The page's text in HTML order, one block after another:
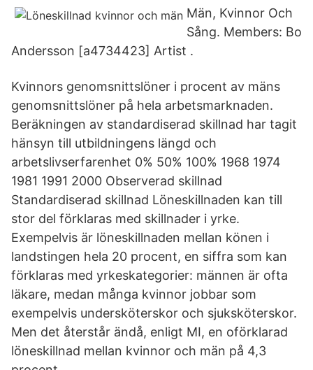
Män, Kvinnor Och
Sång. Members: Bo
Andersson [a4734423] Artist .
Kvinnors genomsnittslöner i procent av mäns
genomsnittslöner på hela arbetsmarknaden.
Beräkningen av standardiserad skillnad har tagit
hänsyn till utbildningens längd och
arbetslivserfarenhet 0% 50% 100% 1968 1974
1981 1991 2000 Observerad skillnad
Standardiserad skillnad Löneskillnaden kan till
stor del förklaras med skillnader i yrke.
Exempelvis är löneskillnaden mellan könen i
landstingen hela 20 procent, en siffra som kan
förklaras med yrkeskategorier: männen är ofta
läkare, medan många kvinnor jobbar som
exempelvis undersköterskor och sjuksköterskor.
Men det återstår ändå, enligt MI, en oförklarad
löneskillnad mellan kvinnor och män på 4,3